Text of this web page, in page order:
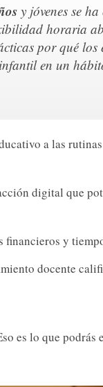
y jóvenes se
horaria
por qué
en un
a las
digital que
y
docente
es lo que podrás